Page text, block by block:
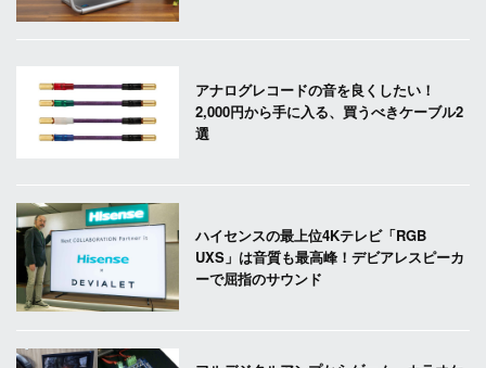
アナログレコードの音を良くしたい！
2,000円から手に入る、買うべきケーブル2
選
ハイセンスの最上位4Kテレビ「RGB
UXS」は音質も最高峰！デビアレスピーカ
ーで屈指のサウンド